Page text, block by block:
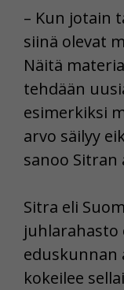
– Kun jotain
siinä olevat
Näitä
tehdään
esimerkiksi
arvo säilyy
sanoo
Sitra eli
juhlarahasto
eduskunnan
kokeilee